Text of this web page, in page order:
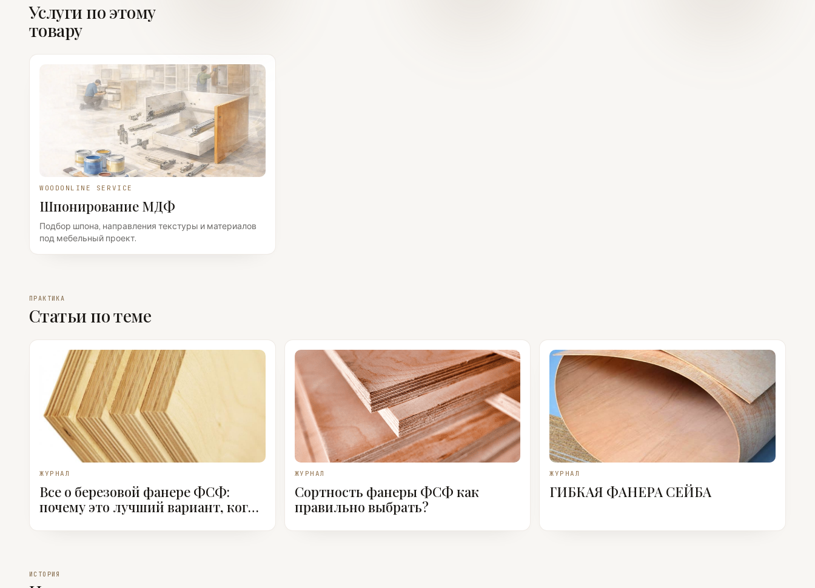
Услуги по этому
товару
WOODONLINE SERVICE
Шпонирование МДФ
Подбор шпона, направления текстуры и материалов
под мебельный проект.
ПРАКТИКА
Статьи по теме
ЖУРНАЛ
Все о березовой фанере ФСФ:
почему это лучший вариант, когда
ЖУРНАЛ
Сортность фанеры ФСФ как
правильно выбрать?
ЖУРНАЛ
ГИБКАЯ ФАНЕРА СЕЙБА
ИСТОРИЯ